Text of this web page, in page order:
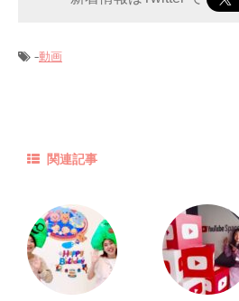
-動画
関連記事